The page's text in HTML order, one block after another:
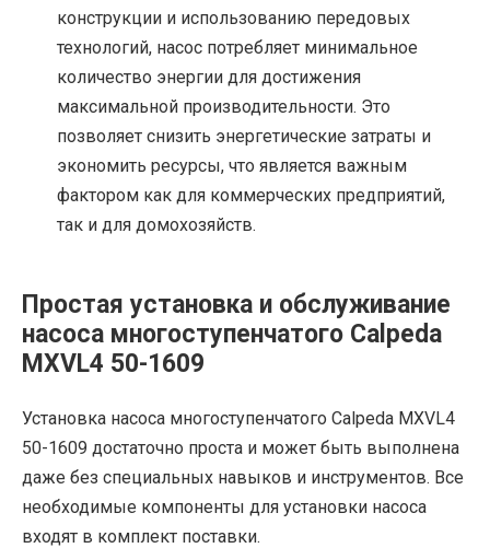
конструкции и использованию передовых
технологий, насос потребляет минимальное
количество энергии для достижения
максимальной производительности. Это
позволяет снизить энергетические затраты и
экономить ресурсы, что является важным
фактором как для коммерческих предприятий,
так и для домохозяйств.
Простая установка и обслуживание
насоса многоступенчатого Calpeda
MXVL4 50-1609
Установка насоса многоступенчатого Calpeda MXVL4
50-1609 достаточно проста и может быть выполнена
даже без специальных навыков и инструментов. Все
необходимые компоненты для установки насоса
входят в комплект поставки.